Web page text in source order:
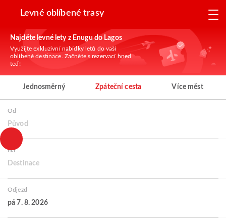
Levné oblíbené trasy
Najděte levné lety z Enugu do Lagos
Využijte exkluzivní nabídky letů do vaší
oblíbené destinace. Začněte s rezervací hned
teď!
Jednosměrný Zpáteční cesta Více měst
Od
Původ
Na
Destinace
Odjezd
pá 7. 8. 2026